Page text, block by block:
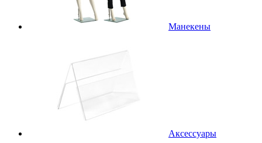
Манекены
Аксессуары